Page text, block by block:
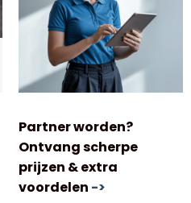
Partner worden?
Ontvang scherpe
prijzen & extra
voordelen ->